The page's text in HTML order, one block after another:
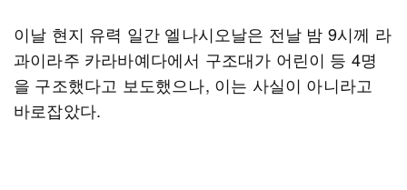
이날 현지 유력 일간 엘나시오날은 전날 밤 9시께 라
과이라주 카라바예다에서 구조대가 어린이 등 4명
을 구조했다고 보도했으나, 이는 사실이 아니라고
바로잡았다.